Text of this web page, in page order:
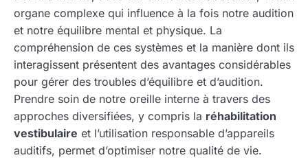
organe complexe qui influence à la fois notre audition
et notre équilibre mental et physique. La
compréhension de ces systèmes et la manière dont ils
interagissent présentent des avantages considérables
pour gérer des troubles d’équilibre et d’audition.
Prendre soin de notre oreille interne à travers des
approches diversifiées, y compris la réhabilitation
vestibulaire et l’utilisation responsable d’appareils
auditifs, permet d’optimiser notre qualité de vie.